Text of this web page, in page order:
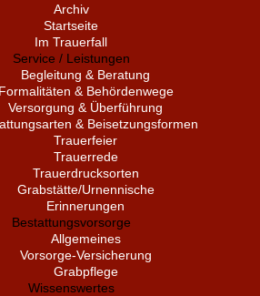
Archiv
Startseite
Im Trauerfall
Service / Leistungen
Begleitung & Beratung
Formalitäten & Behördenwege
Versorgung & Überführung
& Beisetzungsformen
Trauerfeier
Trauerrede
Trauerdrucksorten
Grabstätte/Urnennische
Erinnerungen
Bestattungsvorsorge
Allgemeines
Vorsorge-Versicherung
Grabpflege
Wissenswertes